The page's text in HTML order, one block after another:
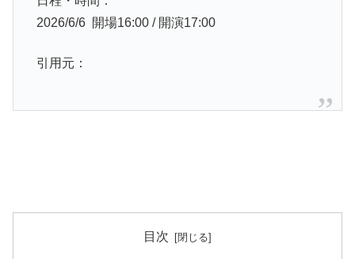
2026/6/6 開場16:00 / 開演17:00
引用元：
目次